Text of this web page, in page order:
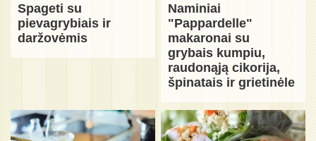
Spageti su
pievagrybiais ir
daržovėmis
Naminiai
"Pappardelle"
makaronai su
grybais kumpiu,
raudonąją cikorija,
špinatais ir grietinėle